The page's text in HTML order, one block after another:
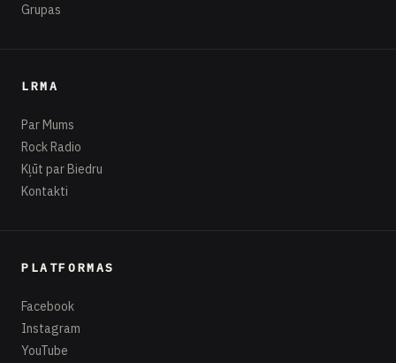
Grupas
LRMA
Par Mums
Rock Radio
Kļūt par Biedru
Kontakti
PLATFORMAS
Facebook
Instagram
YouTube